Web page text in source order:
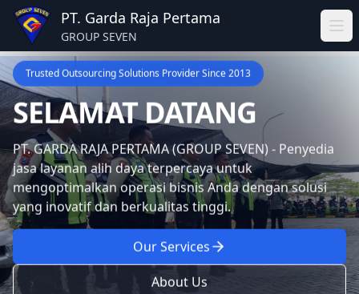
PT. Garda Raja Pertama
GROUP SEVEN
Trusted Outsourcing Solutions Provider Since 2013
SELAMAT DATANG
PT. GARDA RAJA PERTAMA (GROUP SEVEN) - Penyedia
jasa layanan alih daya terpercaya untuk
mengoptimalkan operasi bisnis Anda dengan solusi
yang inovatif dan berkualitas tinggi.
Our Services
About Us